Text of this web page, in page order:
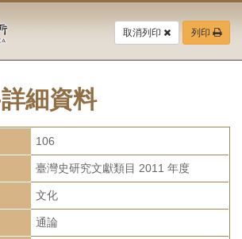
取消列印 列印
細資料
106
臺灣史研究文獻類目 2011 年度
文化
通論